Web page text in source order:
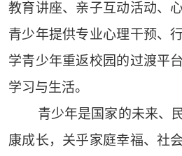
教育讲座、亲子互动活动、
青少年提供专业心理干预、
学青少年重返校园的过渡平
学习与生活。
青少年是国家的未来、
康成长，关乎家庭幸福、社